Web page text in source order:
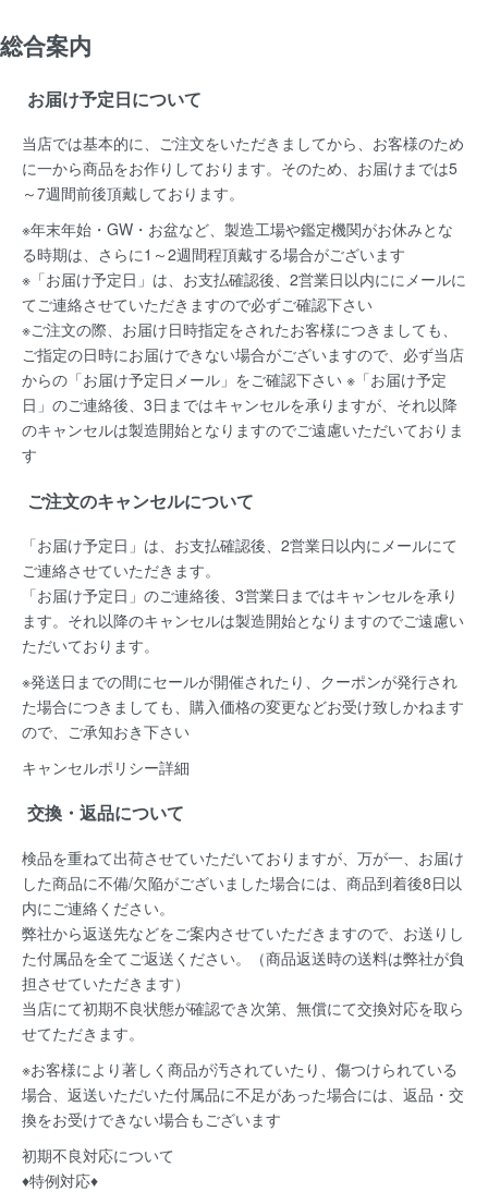
総合案内
お届け予定日について
当店では基本的に、ご注文をいただきましてから、お客様のため
に一から商品をお作りしております。そのため、お届けまでは5
～7週間前後頂戴しております。
※年末年始・GW・お盆など、製造工場や鑑定機関がお休みとな
る時期は、さらに1～2週間程頂戴する場合がございます
※「お届け予定日」は、お支払確認後、2営業日以内ににメールに
てご連絡させていただきますので必ずご確認下さい
※ご注文の際、お届け日時指定をされたお客様につきましても、
ご指定の日時にお届けできない場合がございますので、必ず当店
からの「お届け予定日メール」をご確認下さい ※「お届け予定
日」のご連絡後、3日まではキャンセルを承りますが、それ以降
のキャンセルは製造開始となりますのでご遠慮いただいておりま
す
ご注文のキャンセルについて
「お届け予定日」は、お支払確認後、 2営業日以内にメールにて
ご連絡させていただきます。
「お届け予定日」のご連絡後、 3営業日まではキャンセルを承り
ます。 それ以降のキャンセルは製造開始となりますのでご遠慮い
ただいております。
※発送日までの間にセールが開催されたり、クーポンが発行され
た場合につきましても、購入価格の変更などお受け致しかねます
ので、ご承知おき下さい
キャンセルポリシー詳細
交換・返品について
検品を重ねて出荷させていただいておりますが、万が一、お届け
した商品に不備/欠陥がございました場合には、 商品到着後8日以
内にご連絡ください。
弊社から返送先などをご案内させていただきますので、お送りし
た付属品を全てご返送ください。（商品返送時の送料は弊社が負
担させていただきます）
当店にて初期不良状態が確認でき次第、無償にて交換対応を取ら
せてただきます。
※お客様により著しく商品が汚されていたり、傷つけられている
場合、返送いただいた付属品に不足があった場合には、返品・交
換をお受けできない場合もございます
初期不良対応について
♦特例対応♦